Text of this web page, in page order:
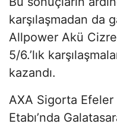
karşılaşmadan da
Allpower Akü
5/6.’lık
kazandı.
AXA Sigorta
Etabı’nda